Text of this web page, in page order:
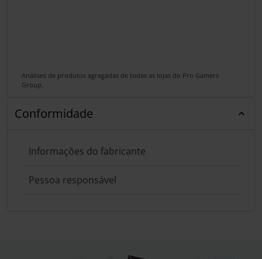
Análises de produtos agregadas de todas as lojas do Pro Gamers
Group.
Conformidade
Informações do fabricante
Pessoa responsável